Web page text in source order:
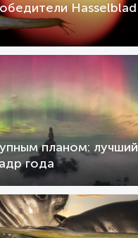
Hasselblad
планом: лучший
года